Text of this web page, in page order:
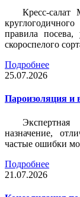
Кресс-
правила
скороспелого
Подробнее
25.07.2026
Пароизоляция и
назначение,
частые ошибки
Подробнее
21.07.2026